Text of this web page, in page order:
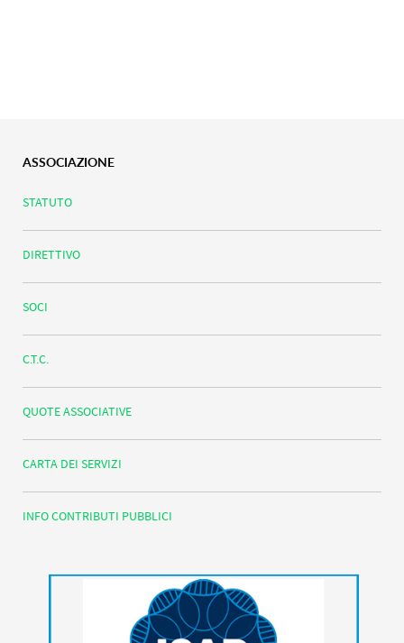
ASSOCIAZIONE
STATUTO
DIRETTIVO
SOCI
C.T.C.
QUOTE ASSOCIATIVE
CARTA DEI SERVIZI
INFO CONTRIBUTI PUBBLICI